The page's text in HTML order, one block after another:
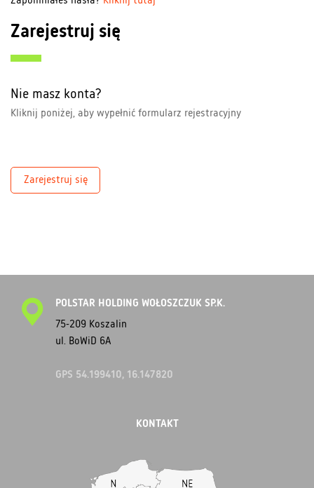
Zarejestruj się
Nie masz konta?
Kliknij poniżej, aby wypełnić formularz rejestracyjny
Zarejestruj się
POLSTAR HOLDING WOŁOSZCZUK SP.K.
75-209 Koszalin
ul. BoWiD 6A
GPS 54.199410, 16.147820
KONTAKT